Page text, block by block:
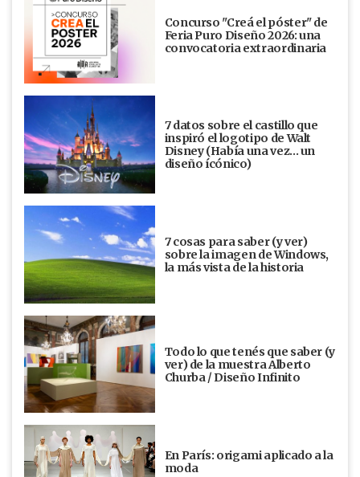
Concurso "Creá el póster" de
Feria Puro Diseño 2026: una
convocatoria extraordinaria
7 datos sobre el castillo que
inspiró el logotipo de Walt
Disney (Había una vez... un
diseño ícónico)
7 cosas para saber (y ver)
sobre la imagen de Windows,
la más vista de la historia
Todo lo que tenés que saber (y
ver) de la muestra Alberto
Churba / Diseño Infinito
En París: origami aplicado a la
moda